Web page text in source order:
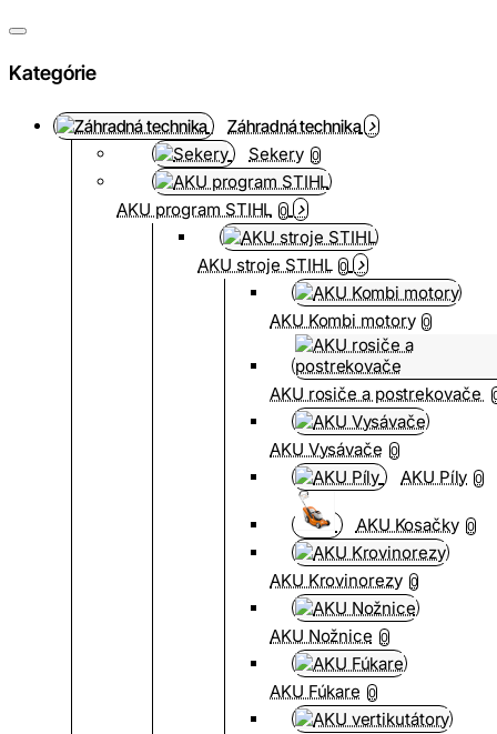
Kategórie
Záhradná technika
Sekery 0
AKU program STIHL 0
AKU stroje STIHL 0
AKU Kombi motory 0
AKU rosiče a postrekovače
AKU Vysávače 0
AKU Píly 0
AKU Kosačky 0
AKU Krovinorezy 0
AKU Nožnice 0
AKU Fúkare 0